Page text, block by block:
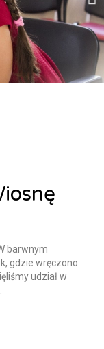
barwnym
gdzie wręczono
udział w